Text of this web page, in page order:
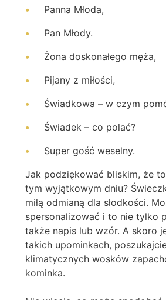
Panna Młoda,
Pan Młody.
Żona doskonałego męża,
Pijany z miłości,
Świadkowa – w czym
Świadek – co polać?
Super gość weselny.
Jak podziękować bliskim, że
tym wyjątkowym dniu?
miłą odmianą dla słodkości.
spersonalizować i to nie tylko
także napis lub wzór. A skoro
takich upominkach,
klimatycznych wosków
kominka.